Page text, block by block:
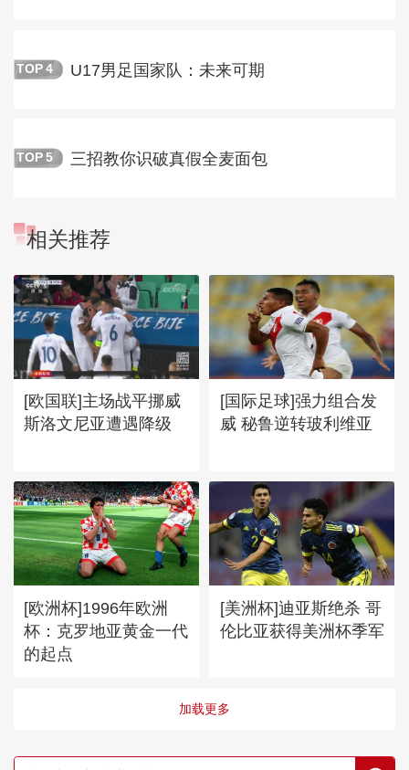
TOP 4 U17男足国家队：未来可期
TOP 5 三招教你识破真假全麦面包
相关推荐
[欧国联]主场战平挪威
斯洛文尼亚遭遇降级
[国际足球]强力组合发
威 秘鲁逆转玻利维亚
[欧洲杯]1996年欧洲
杯：克罗地亚黄金一代
的起点
[美洲杯]迪亚斯绝杀 哥
伦比亚获得美洲杯季军
加载更多